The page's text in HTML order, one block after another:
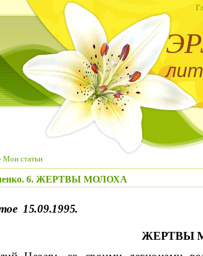
Мои статьи
6. ЖЕРТВЫ МОЛОХА
15.09.1995.
ЖЕРТВЫ